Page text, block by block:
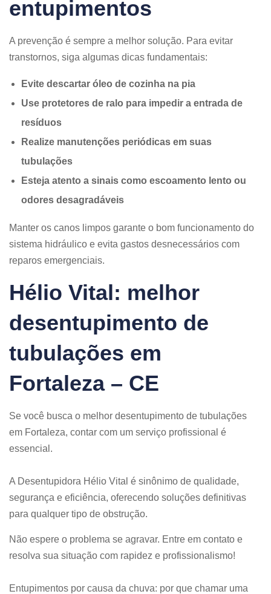
entupimentos
A prevenção é sempre a melhor solução. Para evitar
transtornos, siga algumas dicas fundamentais:
Evite descartar óleo de cozinha na pia
Use protetores de ralo para impedir a entrada de
resíduos
Realize manutenções periódicas em suas
tubulações
Esteja atento a sinais como escoamento lento ou
odores desagradáveis
Manter os canos limpos garante o bom funcionamento do
sistema hidráulico e evita gastos desnecessários com
reparos emergenciais.
Hélio Vital: melhor
desentupimento de
tubulações em
Fortaleza – CE
Se você busca o melhor desentupimento de tubulações
em Fortaleza, contar com um serviço profissional é
essencial.
A Desentupidora Hélio Vital é sinônimo de qualidade,
segurança e eficiência, oferecendo soluções definitivas
para qualquer tipo de obstrução.
Não espere o problema se agravar. Entre em contato e
resolva sua situação com rapidez e profissionalismo!
Entupimentos por causa da chuva: por que chamar uma